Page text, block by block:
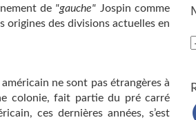
de "gauche" Jospin comme
origines des divisions actuelles en
ne sont pas étrangères à
colonie, fait partie du pré carré
ces dernières années, s’est